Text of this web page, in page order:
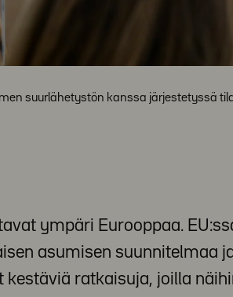
suurlähetystön kanssa järjestetyssä
ympäri Eurooppaa.
asumisen suunnitelmaa
ratkaisuja, joilla